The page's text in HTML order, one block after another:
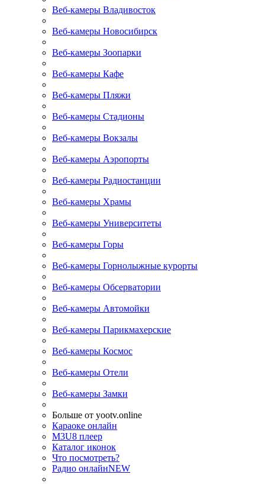
Веб-камеры Владивосток
Веб-камеры Новосибирск
Веб-камеры Зоопарки
Веб-камеры Кафе
Веб-камеры Пляжи
Веб-камеры Стадионы
Веб-камеры Вокзалы
Веб-камеры Аэропорты
Веб-камеры Радиостанции
Веб-камеры Храмы
Веб-камеры Университеты
Веб-камеры Горы
Веб-камеры Горнолыжные курорты
Веб-камеры Обсерватории
Веб-камеры Автомойки
Веб-камеры Парикмахерские
Веб-камеры Космос
Веб-камеры Отели
Веб-камеры Замки
Больше от yootv.online
Караоке онлайн
M3U8 плеер
Каталог иконок
Что посмотреть?
Радио онлайнNEW